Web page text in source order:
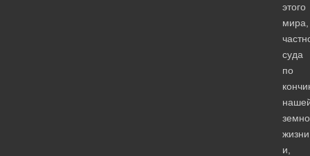
этого
мира,
суда
по
жизни
и,